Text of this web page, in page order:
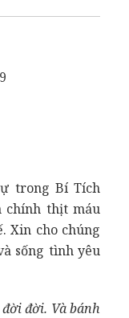
trong Bí Tích
chính thịt máu
Xin cho chúng
sống tình yêu
đời. Và bánh